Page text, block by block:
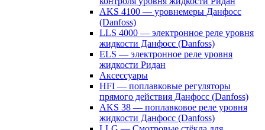
AKS 4100 — уровнемеры Данфосс
(Danfoss)
LLS 4000 — электронное реле уровня
жидкости Данфосс (Danfoss)
ELS — электронное реле уровня
жидкости Ридан
Аксессуары
HFI — поплавковые регуляторы
прямого действия Данфосс (Danfoss)
AKS 38 — поплавковое реле уровня
жидкости Данфосс (Danfoss)